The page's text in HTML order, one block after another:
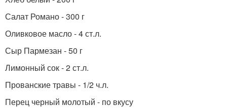
Салат Романо - 300 г
Оливковое масло - 4 ст.л.
Сыр Пармезан - 50 г
Лимонный сок - 2 ст.л.
Прованские травы - 1/2 ч.л.
Перец черный молотый - по вкусу